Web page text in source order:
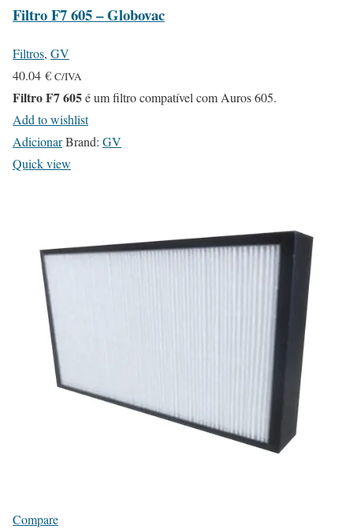
Filtro F7 605 – Globovac
Filtros, GV
40.04 € C/IVA
Filtro F7 605é um filtro compatível com Auros 605.
Add to wishlist
AdicionarBrand: GV
Quick view
Compare